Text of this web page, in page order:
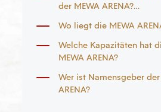
der MEWA ARENA?
Wo liegt die MEWA
Welche Kapazitäten hat
MEWA ARENA?
Wer ist Namensgeber der
ARENA?